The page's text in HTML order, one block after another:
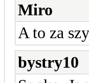
Miro
A to za
bystry10